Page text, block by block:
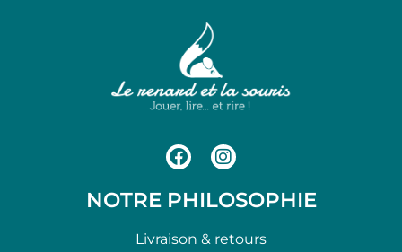
NOTRE PHILOSOPHIE
Livraison & retours